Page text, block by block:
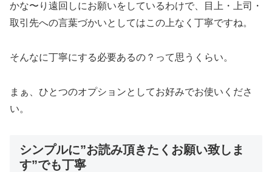
かな〜り遠回しにお願いをしているわけで、目上・上司・
取引先への言葉づかいとしてはこの上なく丁寧ですね。
そんなに丁寧にする必要あるの？って思うくらい。
まぁ、ひとつのオプションとしてお好みでお使いくださ
い。
シンプルに”お読み頂きたくお願い致しま
す”でも丁寧